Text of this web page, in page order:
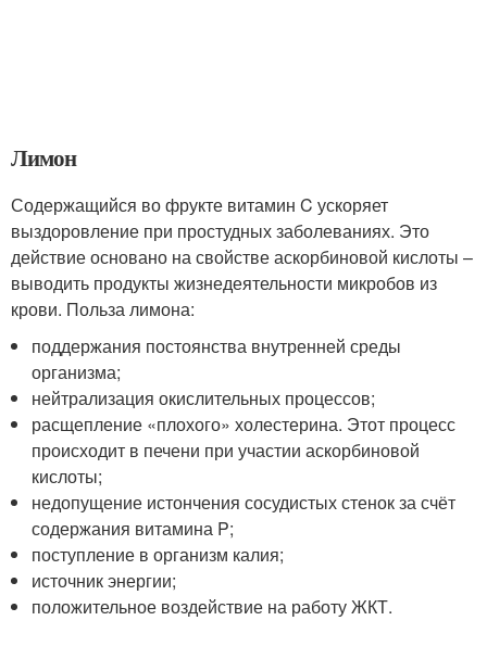
Лимон
Содержащийся во фрукте витамин C ускоряет
выздоровление при простудных заболеваниях. Это
действие основано на свойстве аскорбиновой кислоты –
выводить продукты жизнедеятельности микробов из
крови. Польза лимона:
поддержания постоянства внутренней среды
организма;
нейтрализация окислительных процессов;
расщепление «плохого» холестерина. Этот процесс
происходит в печени при участии аскорбиновой
кислоты;
недопущение истончения сосудистых стенок за счёт
содержания витамина P;
поступление в организм калия;
источник энергии;
положительное воздействие на работу ЖКТ.